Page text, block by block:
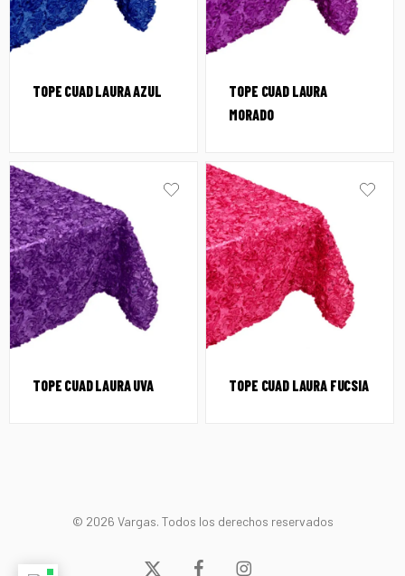
TOPE CUAD LAURA AZUL
TOPE CUAD LAURA
MORADO
TOPE CUAD LAURA UVA TOPE CUAD LAURA FUCSIA
© 2026 Vargas. Todos los derechos reservados
x- facebookinstagram